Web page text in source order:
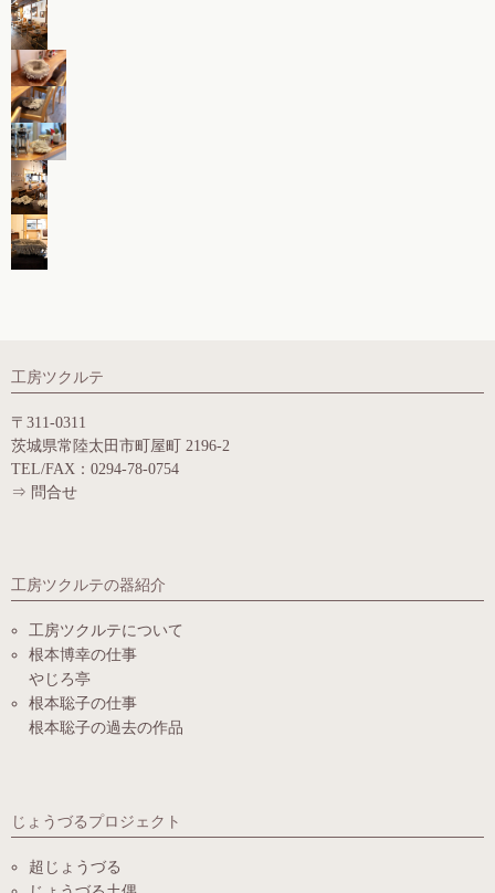
工房ツクルテ
〒311-0311
茨城県常陸太田市町屋町 2196-2
TEL/FAX：0294-78-0754
⇒ 問合せ
工房ツクルテの器紹介
工房ツクルテについて
根本博幸の仕事
やじろ亭
根本聡子の仕事
根本聡子の過去の作品
じょうづるプロジェクト
超じょうづる